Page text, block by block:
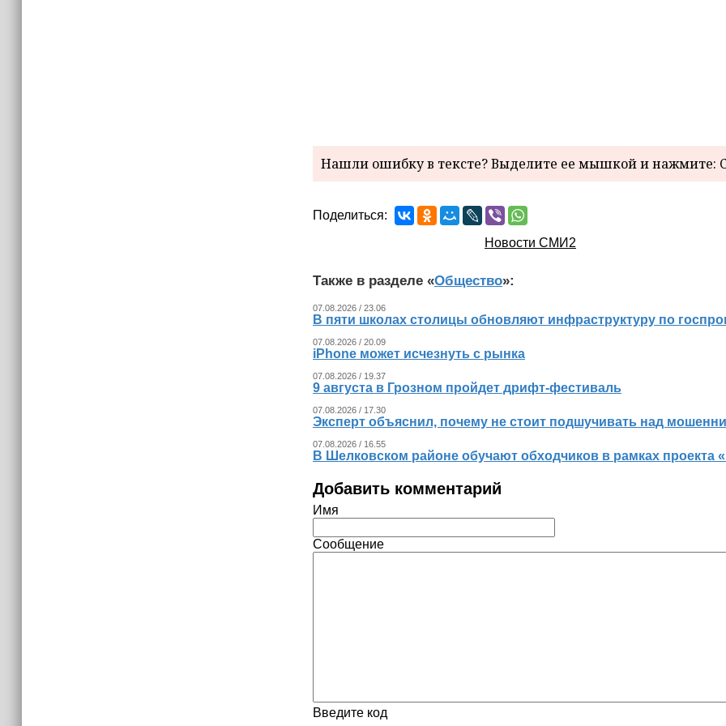
Нашли ошибку в тексте? Выделите ее мышкой и нажмите:
Поделиться:
Новости СМИ2
Также в разделе «Общество»:
07.08.2026 / 23.06
В пяти школах столицы обновляют инфраструктуру по
07.08.2026 / 20.09
iPhone может исчезнуть с рынка
07.08.2026 / 19.37
9 августа в Грозном пройдет дрифт-фестиваль
07.08.2026 / 17.30
Эксперт объяснил, почему не стоит подшучивать над
07.08.2026 / 16.55
В Шелковском районе обучают обходчиков в рамках
Добавить комментарий
Имя
Сообщение
Введите код